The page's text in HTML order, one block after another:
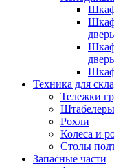
Техника для
Тележки
Штабелеры
Рохли
Колеса и
Столы
Запасные части